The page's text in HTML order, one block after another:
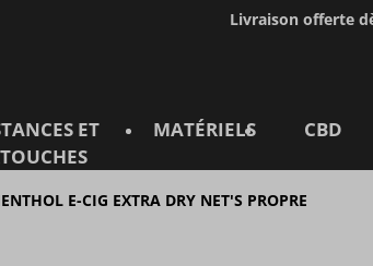
Livraison offerte
ET
MATÉRIELS CBD
E-CIG EXTRA DRY NET'S PROPRE